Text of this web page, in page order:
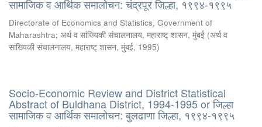
सामाजिक व आर्थिक समालोचन: चंद्रपूर जिल्हा, १९९४-१९९५
Directorate of Economics and Statistics, Government of
Maharashtra; अर्थ व सांख्यिकी संचालनालय, महाराष्ट् शासन, मुंबई (अर्थ व
सांख्यिकी संचालनालय, महाराष्ट् शासन, मुंबई, 1995)
Socio-Economic Review and District Statistical
Abstract of Buldhana District, 1994-1995 or जिल्हा
सामाजिक व आर्थिक समालोचन: बुलढाणा जिल्हा, १९९४-१९९५